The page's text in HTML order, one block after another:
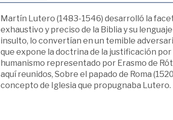
Martín Lutero (1483-1546) desarrolló la
exhaustivo y preciso de la Biblia y su
insulto, lo convertían en un temible
que expone la doctrina de la justificación
humanismo representado por Erasmo de
aquí reunidos, Sobre el papado de Roma
concepto de Iglesia que propugnaba Lutero.